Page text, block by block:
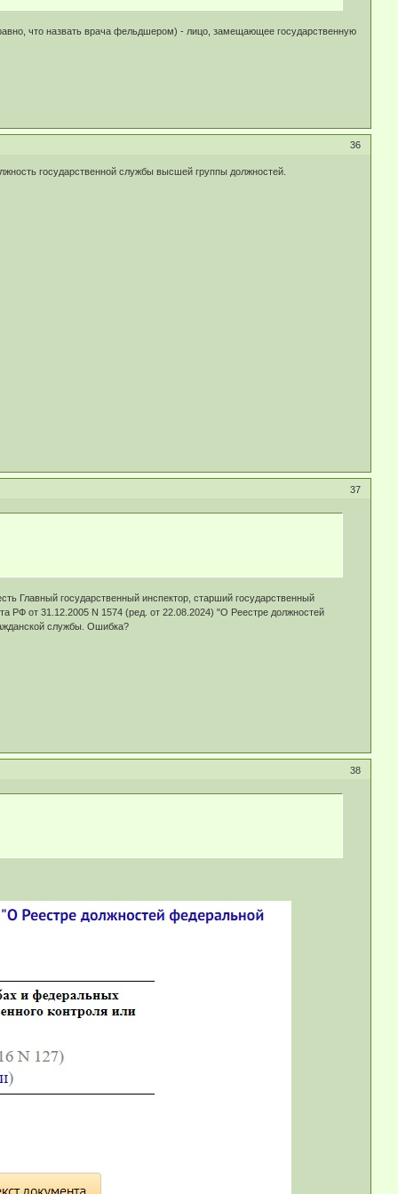
что назвать врача фельдшером) - лицо, замещающее государственную
36
государственной службы высшей группы должностей.
37
Главный государственный инспектор, старший государственный
РФ от 31.12.2005 N 1574 (ред. от 22.08.2024) "О Реестре должностей
службы. Ошибка?
38